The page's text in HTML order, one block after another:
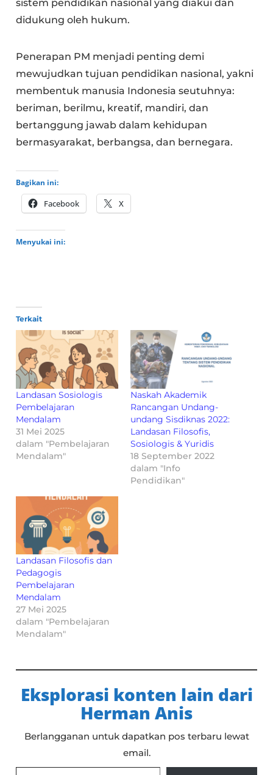
sistem pendidikan nasional yang diakui dan
didukung oleh hukum.
Penerapan PM menjadi penting demi
mewujudkan tujuan pendidikan nasional, yakni
membentuk manusia Indonesia seutuhnya:
beriman, berilmu, kreatif, mandiri, dan
bertanggung jawab dalam kehidupan
bermasyarakat, berbangsa, dan bernegara.
Bagikan ini:
Facebook X
Menyukai ini:
Terkait
Landasan Sosiologis
Pembelajaran
Mendalam
31 Mei 2025
dalam "Pembelajaran
Mendalam"
Naskah Akademik
Rancangan Undang-
undang Sisdiknas 2022:
Landasan Filosofis,
Sosiologis & Yuridis
18 September 2022
dalam "Info
Pendidikan"
Landasan Filosofis dan
Pedagogis
Pembelajaran
Mendalam
27 Mei 2025
dalam "Pembelajaran
Mendalam"
Eksplorasi konten lain dari
Herman Anis
Berlangganan untuk dapatkan pos terbaru lewat
email.
Ketikkan email Anda...